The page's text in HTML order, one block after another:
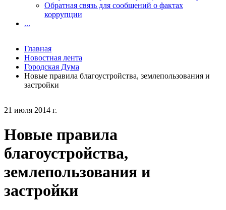
21 июля 2014 г.
Новые правила
благоустройства,
землепользования и
застройки
Обратная связь для сообщений о фактах
коррупции
...
Главная
Новостная лента
Городская Дума
Новые правила благоустройства, землепользования и
застройки